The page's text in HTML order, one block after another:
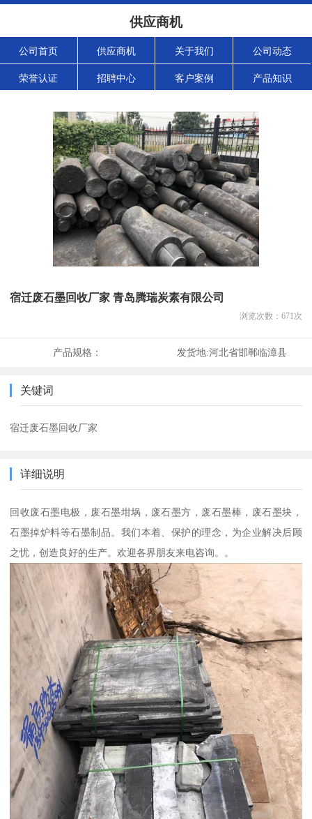
供应商机
公司首页 供应商机 关于我们 公司动态
荣誉认证 招聘中心 客户案例 产品知识
宿迁废石墨回收厂家 青岛腾瑞炭素有限公司
浏览次数： 671次
产品规格： 发货地:河北省邯郸临漳县
关键词
宿迁废石墨回收厂家
详细说明
回收废石墨电极，废石墨坩埚，废石墨方，废石墨棒，废石墨块，
石墨掉炉料等石墨制品。我们本着、保护的理念，为企业解决后顾
之忧，创造良好的生产。欢迎各界朋友来电咨询。。